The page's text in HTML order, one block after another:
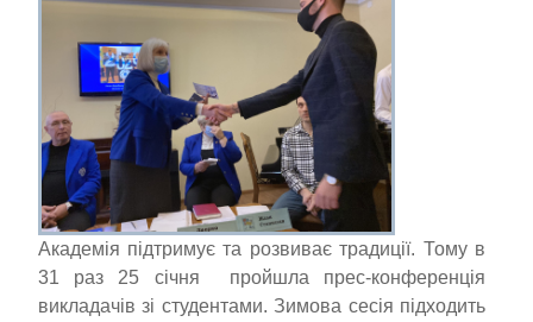
Академія підтримує та розвиває традиції. Тому в
31 раз 25 січня пройшла прес-конференція
викладачів зі студентами. Зимова сесія підходить